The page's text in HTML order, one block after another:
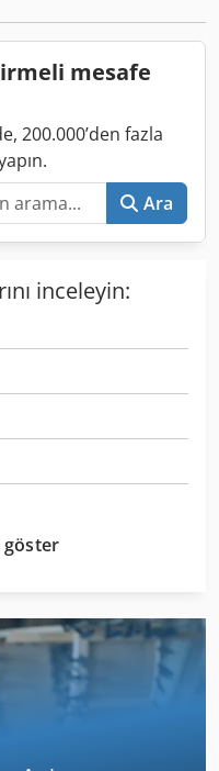
Tef • Alt dolap
mesafe
200.000’den fazla
Ara
inceleyin:
göster